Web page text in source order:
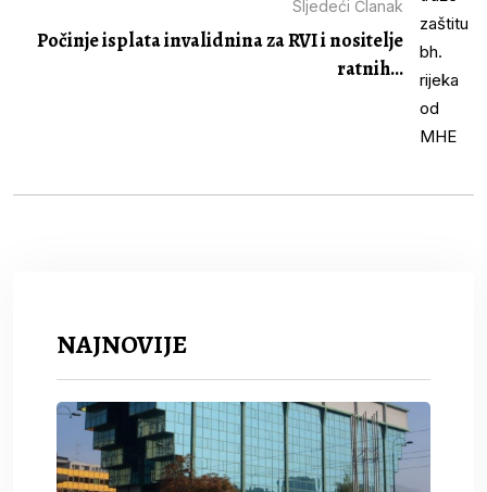
Sljedeći Članak
Počinje isplata invalidnina za RVI i nositelje
ratnih...
NAJNOVIJE